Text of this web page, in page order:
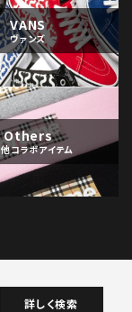
VANS
ヴァンズ
Others
コラボアイテム
詳しく検索